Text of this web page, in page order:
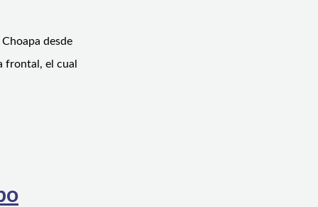
desde
frontal, el cual